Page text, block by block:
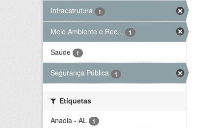
Infraestrutura 1
Meio Ambiente e Rec... 1
Saúde 1
Segurança Pública 1
Etiquetas
Anadia - AL
1